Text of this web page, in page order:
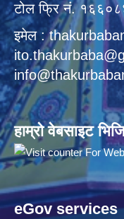
टोल फ्रि नं.
इमेल :
हाम्रो वेबसाइट
eGov services